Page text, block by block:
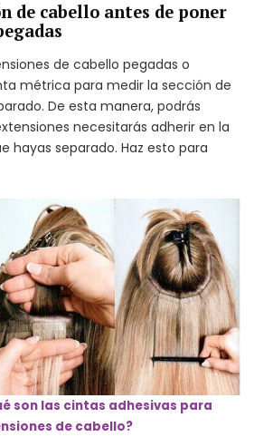
de cabello antes de poner
de cabello pegadas o
métrica para medir la sección de
De esta manera, podrás
necesitarás adherir en la
hayas separado. Haz esto para
son las cintas adhesivas para
de cabello?